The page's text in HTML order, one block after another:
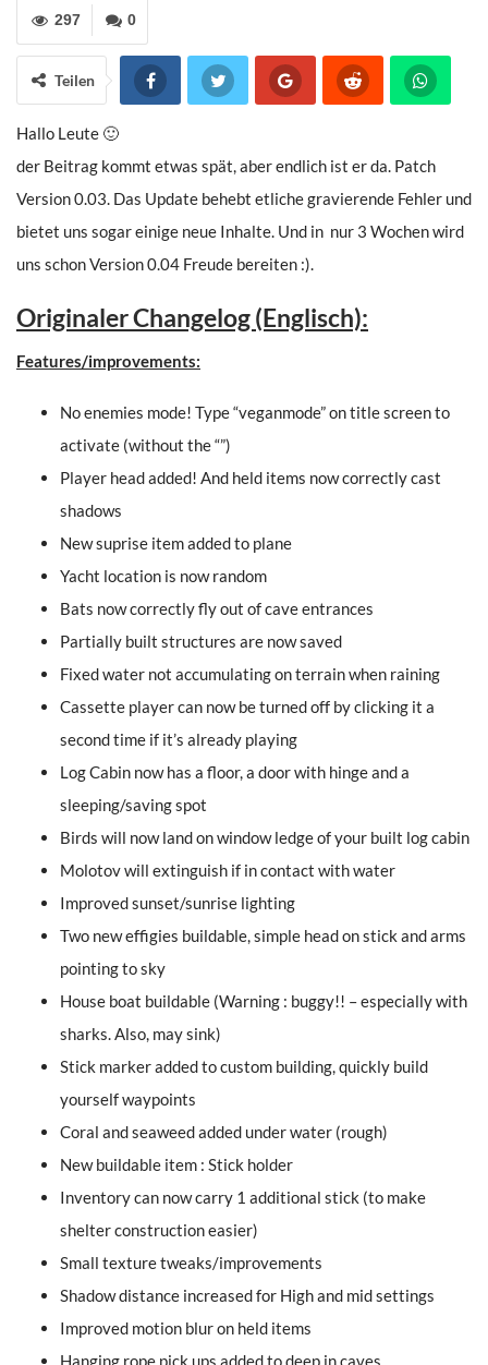
0
297
Teilen
Hallo Leute 🙂
der Beitrag kommt etwas spät, aber endlich ist er da. Patch
Version 0.03. Das Update behebt etliche gravierende Fehler und
bietet uns sogar einige neue Inhalte. Und in nur 3 Wochen wird
uns schon Version 0.04 Freude bereiten :).
Originaler Changelog (Englisch):
Features/improvements:
No enemies mode! Type “veganmode” on title screen to
activate (without the “”)
Player head added! And held items now correctly cast
shadows
New suprise item added to plane
Yacht location is now random
Bats now correctly fly out of cave entrances
Partially built structures are now saved
Fixed water not accumulating on terrain when raining
Cassette player can now be turned off by clicking it a
second time if it’s already playing
Log Cabin now has a floor, a door with hinge and a
sleeping/saving spot
Birds will now land on window ledge of your built log cabin
Molotov will extinguish if in contact with water
Improved sunset/sunrise lighting
Two new effigies buildable, simple head on stick and arms
pointing to sky
House boat buildable (Warning : buggy!! – especially with
sharks. Also, may sink)
Stick marker added to custom building, quickly build
yourself waypoints
Coral and seaweed added under water (rough)
New buildable item : Stick holder
Inventory can now carry 1 additional stick (to make
shelter construction easier)
Small texture tweaks/improvements
Shadow distance increased for High and mid settings
Improved motion blur on held items
Hanging rope pick ups added to deep in caves